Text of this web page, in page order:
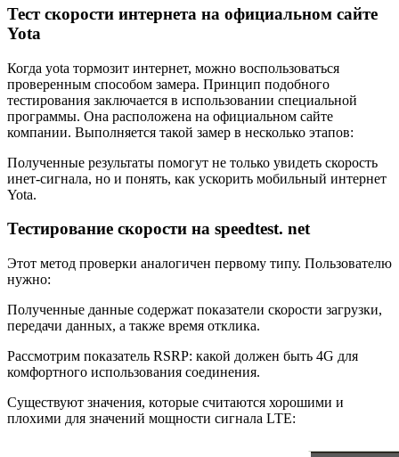
Тест скорости интернета на официальном сайте
Yota
Когда yota тормозит интернет, можно воспользоваться
проверенным способом замера. Принцип подобного
тестирования заключается в использовании специальной
программы. Она расположена на официальном сайте
компании. Выполняется такой замер в несколько этапов:
Полученные результаты помогут не только увидеть скорость
инет-сигнала, но и понять, как ускорить мобильный интернет
Yota.
Тестирование скорости на speedtest. net
Этот метод проверки аналогичен первому типу. Пользователю
нужно:
Полученные данные содержат показатели скорости загрузки,
передачи данных, а также время отклика.
Рассмотрим показатель RSRP: какой должен быть 4G для
комфортного использования соединения.
Существуют значения, которые считаются хорошими и
плохими для значений мощности сигнала LTE: